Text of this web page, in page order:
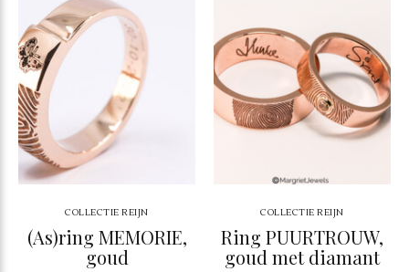
COLLECTIE REIJN
(As)ring MEMORIE,
goud
COLLECTIE REIJN
Ring PUURTROUW,
goud met diamant